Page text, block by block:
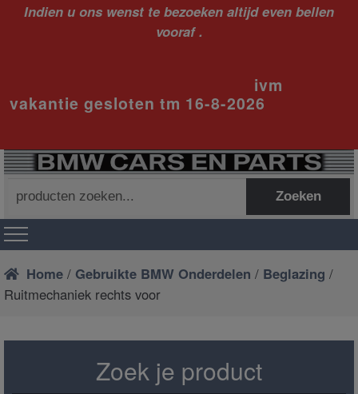
Indien u ons wenst te bezoeken altijd even bellen
vooraf .
ivm
vakantie gesloten tm 16-8-2026
naar:
Zoeken
Home / Gebruikte BMW Onderdelen / Beglazing /
Ruitmechaniek rechts voor
Zoek je product